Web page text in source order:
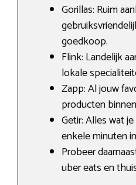
Gorillas: Ruim
goedkoop.
Flink: Landelijk
lokale
Zapp: Al jouw
producten
Getir: Alles wat
enkele minuten
Probeer
uber eats en